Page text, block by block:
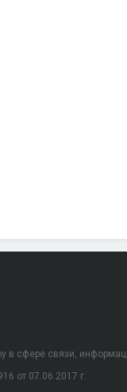
в сфере связи,
от 07.06.2017 г.